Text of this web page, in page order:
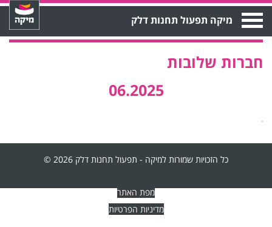
Open
Menu מיקה תפעול תחנות דלק
חברות שלובות
06.2025
כל הזכויות שמורות למיקה - תפעול תחנות דלק 2026 ©
מפת האתר
מדיניות הפרטיות